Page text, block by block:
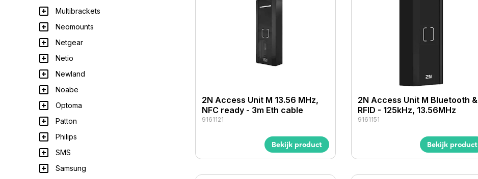
Multibrackets
Neomounts
Netgear
Netio
Newland
Noabe
Optoma
Patton
Philips
SMS
Samsung
2N Access Unit M 13.56 MHz,
NFC ready - 3m Eth cable
9161121
Bekijk product
2N Access Unit M Bluetooth &
RFID - 125kHz, 13.56MHz
9161151
Bekijk product